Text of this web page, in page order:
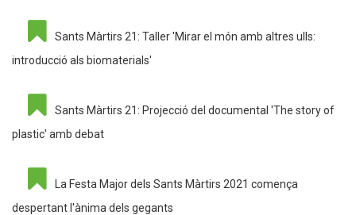
Sants Màrtirs 21: Taller 'Mirar el món amb altres ulls:
introducció als biomaterials'
Sants Màrtirs 21: Projecció del documental 'The story of
plastic' amb debat
La Festa Major dels Sants Màrtirs 2021 comença
despertant l'ànima dels gegants